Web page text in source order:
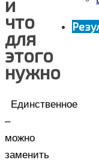
и
что
для
этого
нужно
Единственное
–
можно
заменить